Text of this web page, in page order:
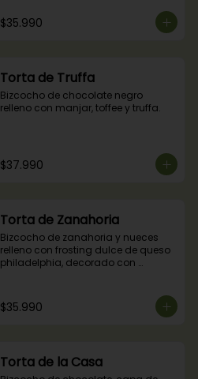
$35.990
Torta de Truffa
Bizcocho de chocolate negro
relleno con manjar, toffee y truffa.
$37.990
Torta de Zanahoria
Bizcocho de zanahoria y nueces
relleno con frosting dulce de queso
philadelphia, decorado con
$35.990
Torta de la Casa